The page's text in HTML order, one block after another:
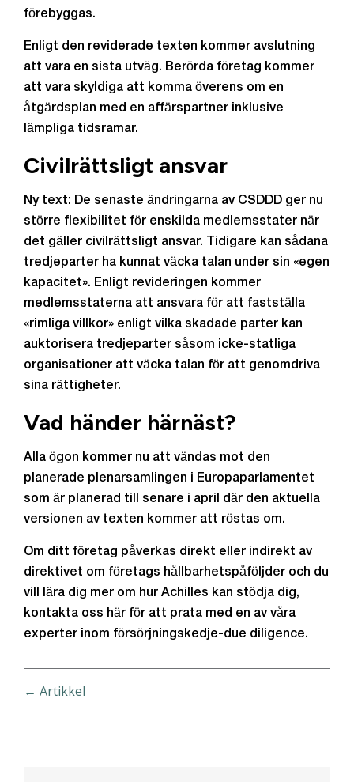
förebyggas.
Enligt den reviderade texten kommer avslutning
att vara en sista utväg. Berörda företag kommer
att vara skyldiga att komma överens om en
åtgärdsplan med en affärspartner inklusive
lämpliga tidsramar.
Civilrättsligt ansvar
Ny text: De senaste ändringarna av CSDDD ger nu
större flexibilitet för enskilda medlemsstater när
det gäller civilrättsligt ansvar. Tidigare kan sådana
tredjeparter ha kunnat väcka talan under sin «egen
kapacitet». Enligt revideringen kommer
medlemsstaterna att ansvara för att fastställa
«rimliga villkor» enligt vilka skadade parter kan
auktorisera tredjeparter såsom icke-statliga
organisationer att väcka talan för att genomdriva
sina rättigheter.
Vad händer härnäst?
Alla ögon kommer nu att vändas mot den
planerade plenarsamlingen i Europaparlamentet
som är planerad till senare i april där den aktuella
versionen av texten kommer att röstas om.
Om ditt företag påverkas direkt eller indirekt av
direktivet om företags hållbarhetspåföljder och du
vill lära dig mer om hur Achilles kan stödja dig,
kontakta oss här för att prata med en av våra
experter inom försörjningskedje-due diligence.
← Artikkel